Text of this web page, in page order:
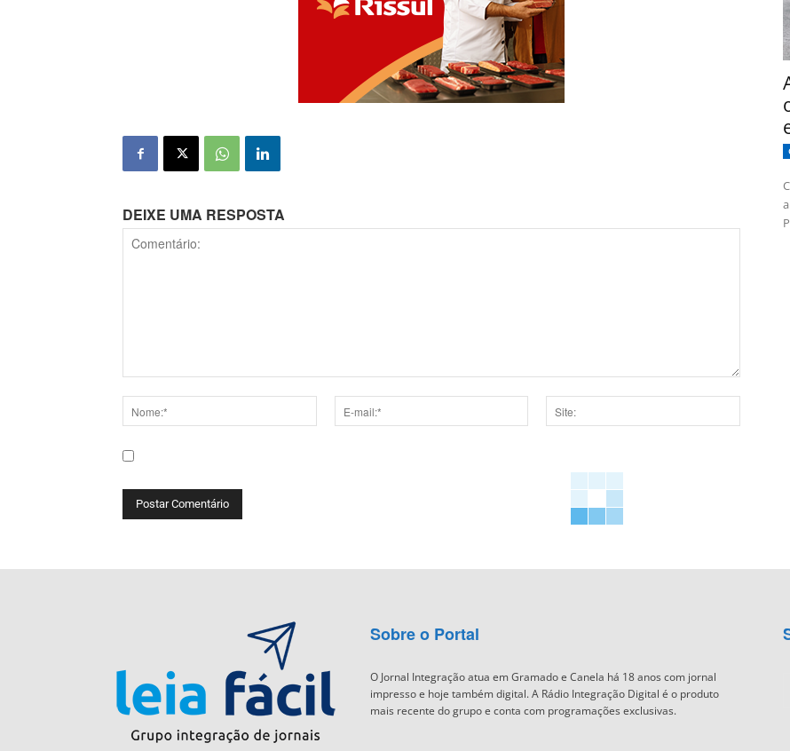
DEIXE UMA RESPOSTA
Salve meu nome, e-mail e site neste navegador para a próxima vez que eu comentar.
Sobre o Portal
O Jornal Integração atua em Gramado e Canela há 18 anos com jornal
impresso e hoje também digital. A Rádio Integração Digital é o produto
mais recente do grupo e conta com programações exclusivas.